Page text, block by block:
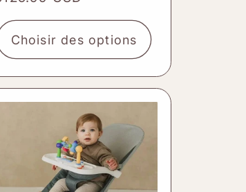
Choisir des options